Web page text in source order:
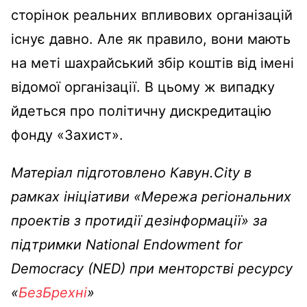
сторінок реальних впливових організацій
існує давно. Але як правило, вони мають
на меті шахрайський збір коштів від імені
відомої організації. В цьому ж випадку
йдеться про політичну дискредитацію
фонду «Захист».
Матеріал підготовлено Кавун.City в
рамках ініціативи «Мережа регіональних
проектів з протидії дезінформації» за
підтримки National Endowment for
Democracy (NED) при менторстві ресурсу
«БезБрехні»